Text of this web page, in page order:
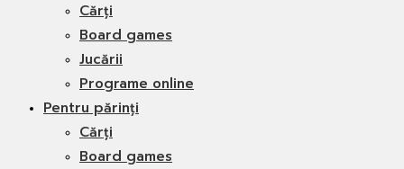
Cărți
Board games
Jucării
Programe online
Pentru părinți
Cărți
Board games